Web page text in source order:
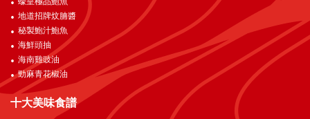
蠔皇極品鮑魚
地道招牌炆腩醬
秘製鮑汁鮑魚
海鮮頭抽
海南雞豉油
勁麻青花椒油
十大美味食譜